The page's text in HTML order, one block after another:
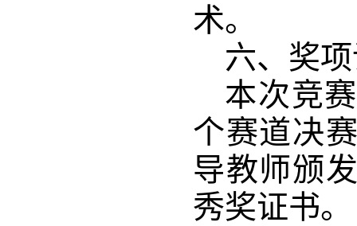
术。
六、奖
本次竞
个赛道决
导教师颁
秀奖证书。